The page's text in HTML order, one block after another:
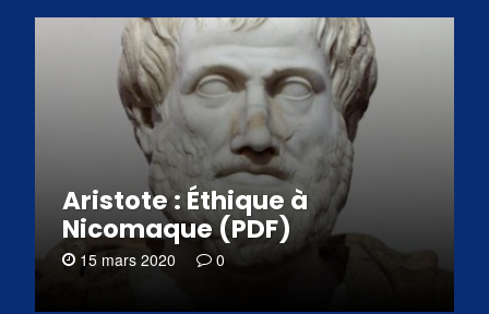
Aristote : Éthique à
Nicomaque (PDF)
15 mars 2020 0